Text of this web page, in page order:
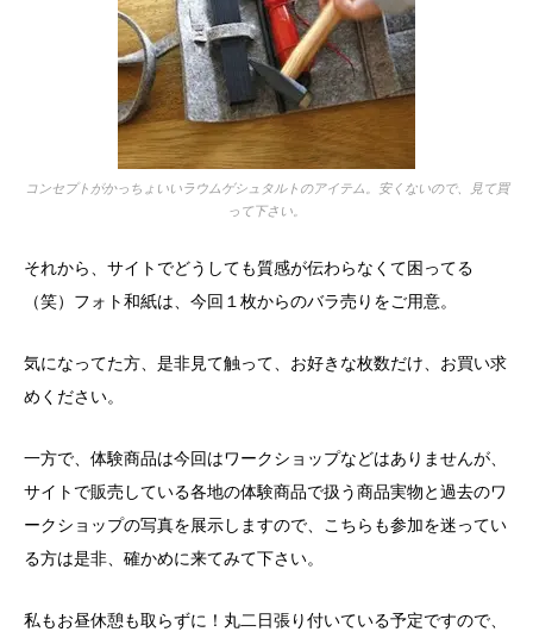
コンセプトがかっちょいいラウムゲシュタルトのアイテム。安くないので、見て買
って下さい。
それから、サイトでどうしても質感が伝わらなくて困ってる
（笑）フォト和紙は、今回１枚からのバラ売りをご用意。
気になってた方、是非見て触って、お好きな枚数だけ、お買い求
めください。
一方で、体験商品は今回はワークショップなどはありませんが、
サイトで販売している各地の体験商品で扱う商品実物と過去のワ
ークショップの写真を展示しますので、こちらも参加を迷ってい
る方は是非、確かめに来てみて下さい。
私もお昼休憩も取らずに！丸二日張り付いている予定ですので、